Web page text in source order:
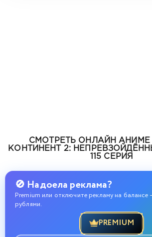
СМОТРЕТЬ ОНЛАЙН АНИМЕ
КОНТИНЕНТ 2:
115 СЕРИЯ
🚫 Надоела реклама?
Premium или отключите рекламу на балансе
рублями.
PREMIUM